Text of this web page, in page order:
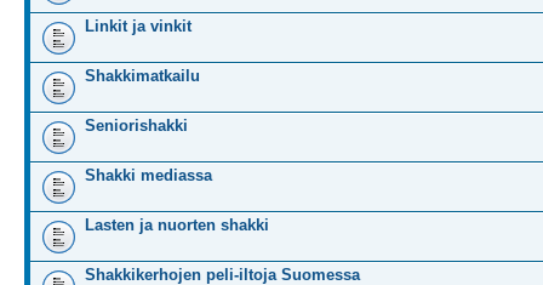
Linkit ja vinkit
Shakkimatkailu
Seniorishakki
Shakki mediassa
Lasten ja nuorten shakki
Shakkikerhojen peli-iltoja Suomessa